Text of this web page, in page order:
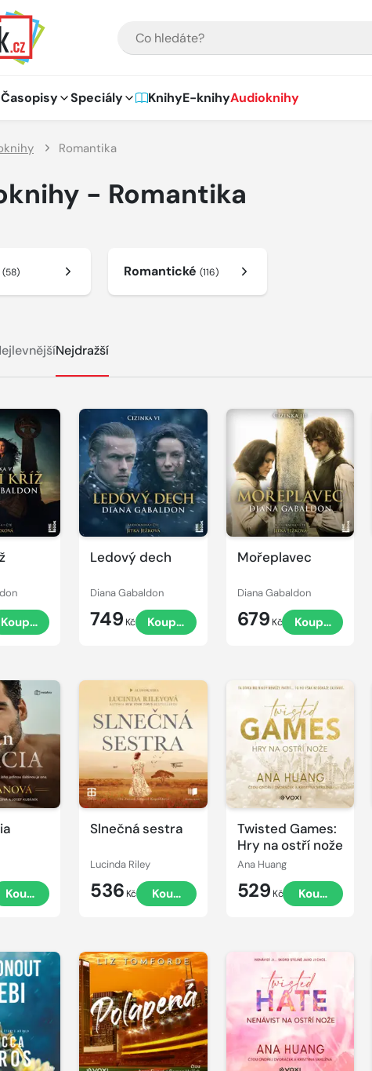
Časopisy Speciály KnihyE-knihyAudioknihy
Romantika
- Romantika
(58) Romantické(116)
Nejdražší
Koupit
Ledový dech
Diana Gabaldon
749 Kč Koupit
Přehrát
ukázku
Mořeplavec
Diana Gabaldon
679 Kč Koupit
Přehrát
ukázku
Koupit
Slnečná sestra
Lucinda Riley
536 Kč Koupit
ukázku
Twisted Games:
Hry na ostří nože
Ana Huang
529 Kč Koupit
Přehrát
ukázku
ukázku
Přehrát
ukázku